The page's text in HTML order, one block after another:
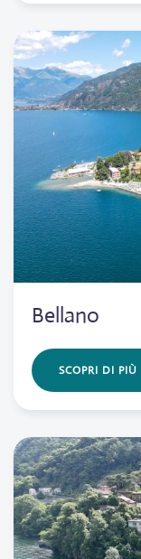
Bellano
SCOPRI DI PIÙ